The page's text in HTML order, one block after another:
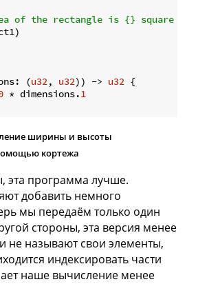
of the rectangle is {} square
(u32, u32)) -> u32 {
* dimensions.1
ширины и высоты
кортежа
эта программа лучше.
добавить немного
мы передаём только один
стороны, эта версия менее
не называют свои элементы,
индексировать части
наше вычисление менее